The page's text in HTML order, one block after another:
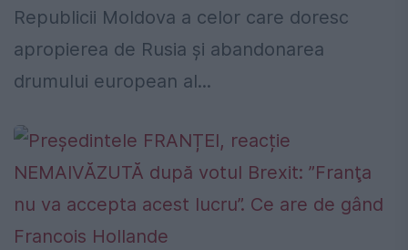
Republicii Moldova a celor care doresc
apropierea de Rusia și abandonarea
drumului european al...